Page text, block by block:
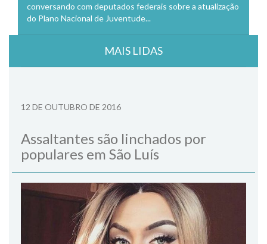
conversando com deputados federais sobre a atualização
do Plano Nacional de Juventude...
MAIS LIDAS
12 DE OUTUBRO DE 2016
Assaltantes são linchados por
populares em São Luís